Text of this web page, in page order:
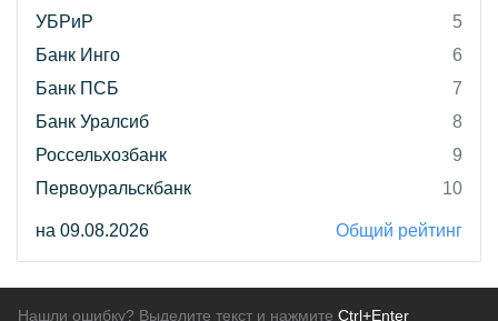
УБРиР
5
Банк Инго
6
Банк ПСБ
7
Банк Уралсиб
8
Россельхозбанк
9
Первоуральскбанк
10
на 09.08.2026 Общий рейтинг
Нашли ошибку? Выделите текст и нажмите Ctrl+Enter